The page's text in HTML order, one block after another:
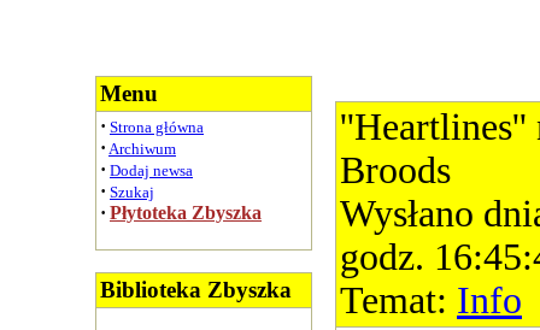
Menu
· Strona główna
· Archiwum
· Dodaj newsa
· Szukaj
· Płytoteka Zbyszka
Biblioteka Zbyszka
Broods
Wysłano
godz.
Temat: Info